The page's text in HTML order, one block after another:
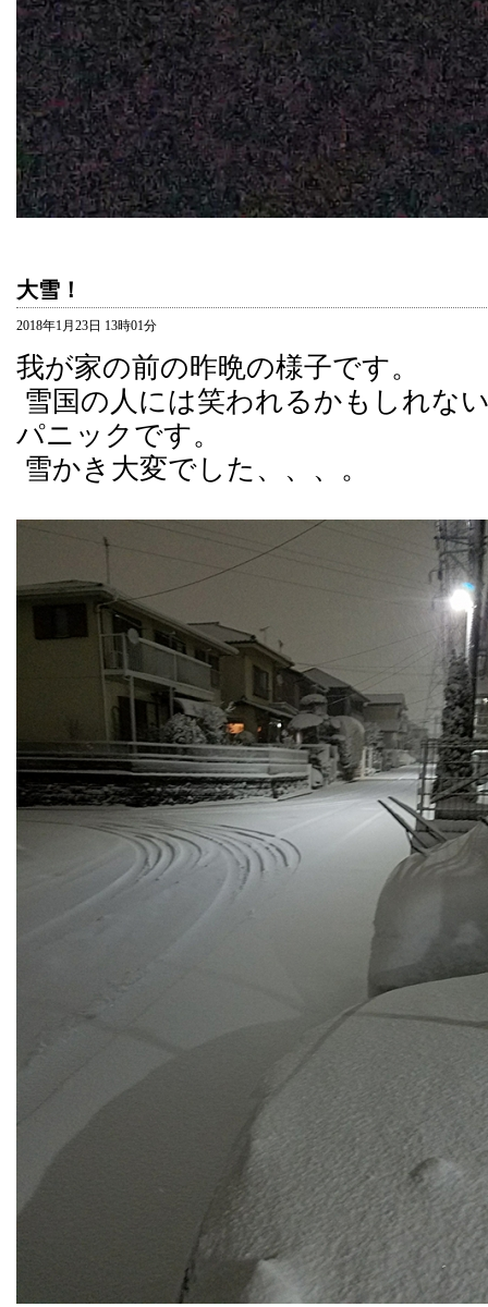
大雪！
2018年1月23日 13時01分
我が家の前の昨晩の様子です。
雪国の人には笑われるかもしれな
パニックです。
雪かき大変でした、、、。